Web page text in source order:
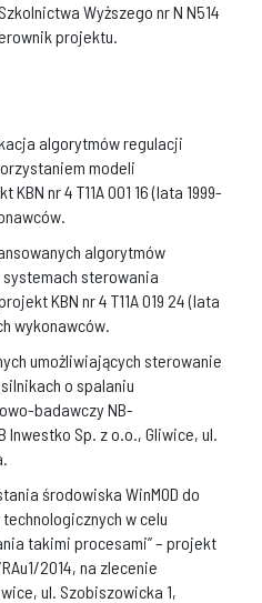
Wyższego nr N N514
projektu.
algorytmów regulacji
modeli
nr 4 T11A 001 16 (lata 1999-
algorytmów
sterowania
KBN nr 4 T11A 019 24 (lata
wykonawców.
umożliwiających sterowanie
o spalaniu
badawczy NB-
Inwestko Sp. z o.o., Gliwice, ul.
środowiska WinMOD do
w celu
takimi procesami” – projekt
2014, na zlecenie
ul. Szobiszowicka 1,